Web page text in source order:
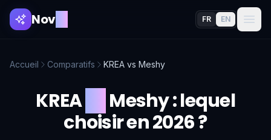
NovAI FR EN
Accueil Comparatifs KREA vs Meshy
KREA Meshy: lequel
choisir en 2026 ?